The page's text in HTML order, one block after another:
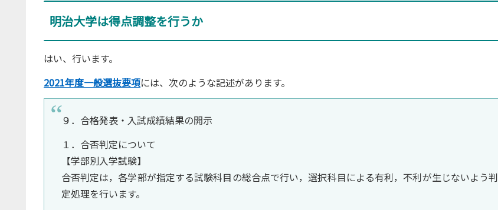
明治大学は得点調整を行うか
はい、行います。
2021年度一般選抜要項には、次のような記述があります。
９．合格発表・入試成績結果の開示
１．合否判定について
【学部別入学試験】
合否判定は，各学部が指定する試験科目の総合点で行い，選択科目による有利，不利が生じないよう判
定処理を行います。